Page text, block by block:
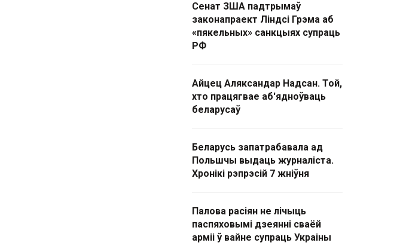
Сенат ЗША падтрымаў
законапраект Ліндсі Грэма аб
«пякельных» санкцыях супраць
РФ
Айцец Аляксандар Надсан. Той,
хто працягвае аб'ядноўваць
беларусаў
Беларусь запатрабавала ад
Польшчы выдаць журналіста.
Хронікі рэпрэсій 7 жніўня
Палова расіян не лічыць
паспяховымі дзеянні сваёй
арміі ў вайне супраць Украіны